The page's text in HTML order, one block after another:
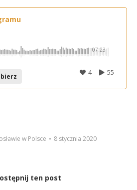
07:23
55
4
w Polsce 8 stycznia 2020
ten post